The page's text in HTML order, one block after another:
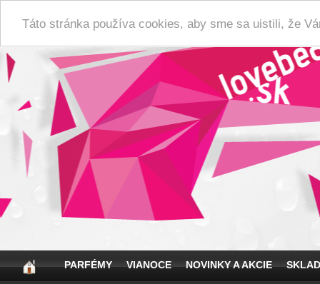
Táto stránka používa cookies, aby sme sa uistili, že
PARFÉMY VIANOCE NOVINKY A AKCIE